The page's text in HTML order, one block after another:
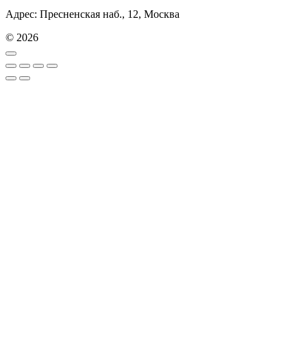
Адрес: Пресненская наб., 12, Москва
© 2026